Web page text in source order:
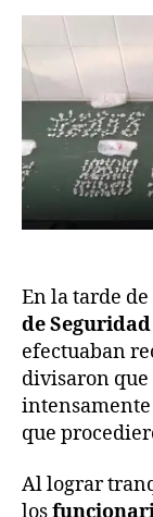
En la tarde
de
efectuaban
divisaron
que
Al lograr